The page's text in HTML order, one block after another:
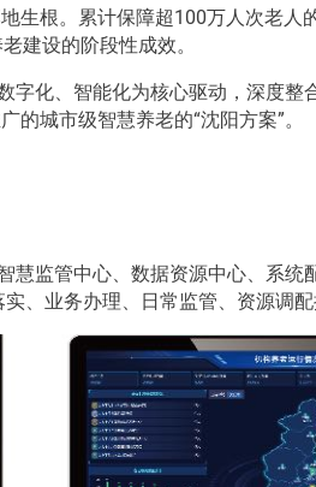
生根。累计保障超100万人次老
建设的阶段性成效。
化、智能化为核心驱动，深度
城市级智慧养老的“沈阳方案”。
慧监管中心、数据资源中心、系
、业务办理、日常监管、资源调配